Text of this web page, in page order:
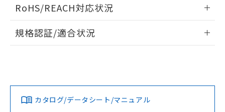
ドすることができます。
ログイン/会員登録
ダウンロードデータをご利用いただく前に、以下を必ずお読
みください。
ソフトウェアの使用条件
RoHS/REACH対応状況
EU RoHS 注意事項・凡例
対応済み
規格認証/適合状況
カタログ/データシート/マニュアル